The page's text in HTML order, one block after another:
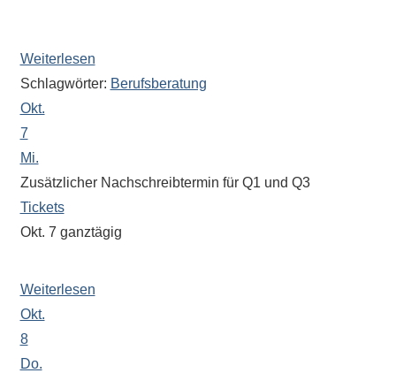
nicht
finden,
stehen
am
Ende
jeder
Seite
verschiedene
Suche
zur
Verfügung.
Weiterlesen
Schlagwörter: Berufsberatung
Okt.
7
Mi.
Zusätzlicher Nachschreibtermin für Q1 und Q3
Tickets
Okt. 7 ganztägig
Weiterlesen
Okt.
8
Do.